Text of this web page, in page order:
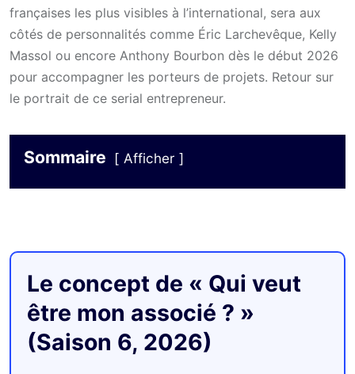
françaises les plus visibles à l’international, sera aux
côtés de personnalités comme Éric Larchevêque, Kelly
Massol ou encore Anthony Bourbon dès le début 2026
pour accompagner les porteurs de projets. Retour sur
le portrait de ce serial entrepreneur.
Sommaire Afficher
Le concept de « Qui veut
être mon associé ? »
(Saison 6, 2026)